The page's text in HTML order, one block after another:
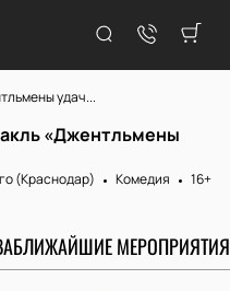
удач...
«Джентльмены
(Краснодар) Комедия
16+
БЛИЖАЙШИЕ МЕРОПРИЯТИЯ